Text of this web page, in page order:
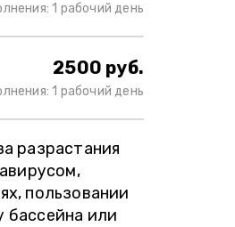
1 рабочий день
2500 руб.
1 рабочий день
разрастания
пользовании
или